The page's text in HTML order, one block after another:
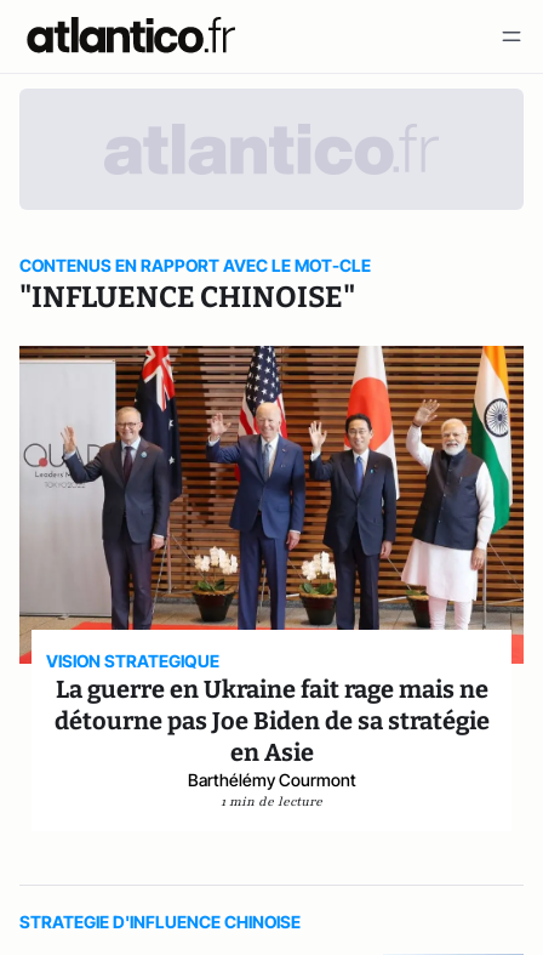
CONTENUS EN RAPPORT AVEC LE MOT-CLE
"INFLUENCE CHINOISE"
VISION STRATEGIQUE
La guerre en Ukraine fait rage mais ne
détourne pas Joe Biden de sa stratégie
en Asie
Barthélémy Courmont
1 min de lecture
STRATEGIE D'INFLUENCE CHINOISE